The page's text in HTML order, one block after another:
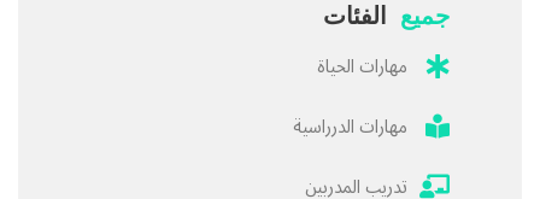
جميع الفئات
مهارات الحياة
مهارات الدرراسية
تدريب المدربين